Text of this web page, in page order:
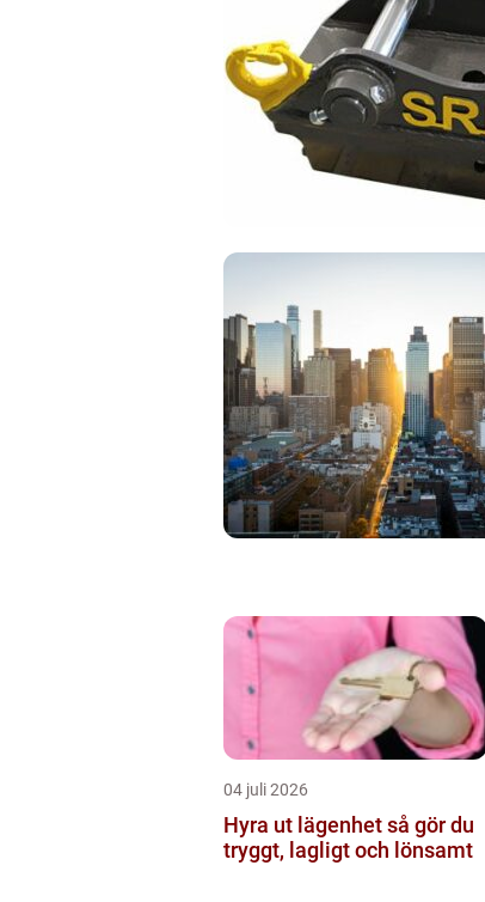
04 juli 2026
Hyra ut lägenhet så gör du
tryggt, lagligt och lönsamt